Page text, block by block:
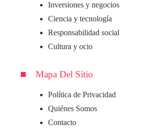
Inversiones y negocios
Ciencia y tecnología
Responsabilidad social
Cultura y ocio
Mapa Del Sitio
Política de Privacidad
Quiénes Somos
Contacto